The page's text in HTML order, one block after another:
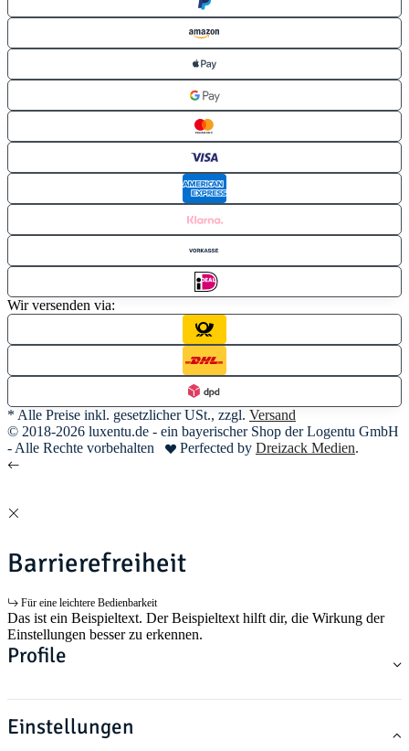
Wir versenden via:
* Alle Preise inkl. gesetzlicher USt., zzgl. Versand
© 2018-2026 luxentu.de - ein bayerischer Shop der Logentu GmbH
- Alle Rechte vorbehalten
Perfected by Dreizack Medien.
Barrierefreiheit
Für eine leichtere Bedienbarkeit
Das ist ein Beispieltext. Der Beispieltext hilft dir, die Wirkung der
Einstellungen besser zu erkennen.
Profile
Einstellungen